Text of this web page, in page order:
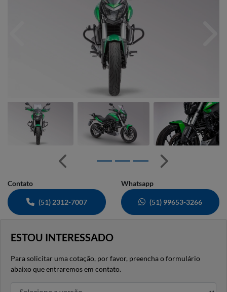
ESTOU INTERESSADO
Para solicitar uma cotação, por favor, preencha o formulário
abaixo que entraremos em contato.
Anterior Próximo
Contato
(51) 2312-7007
Whatsapp
(51) 99653-3266